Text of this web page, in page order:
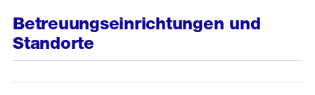
Betreuungseinrichtungen und
Standorte